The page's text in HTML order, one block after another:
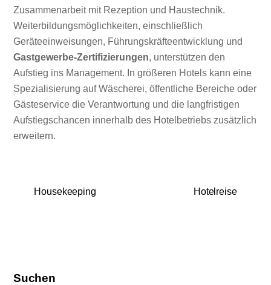
Zusammenarbeit mit Rezeption und Haustechnik.
Weiterbildungsmöglichkeiten, einschließlich
Geräteeinweisungen, Führungskräfteentwicklung und
Gastgewerbe-Zertifizierungen, unterstützen den
Aufstieg ins Management. In größeren Hotels kann eine
Spezialisierung auf Wäscherei, öffentliche Bereiche oder
Gästeservice die Verantwortung und die langfristigen
Aufstiegschancen innerhalb des Hotelbetriebs zusätzlich
erweitern.
Housekeeping Hotelreise
Suchen